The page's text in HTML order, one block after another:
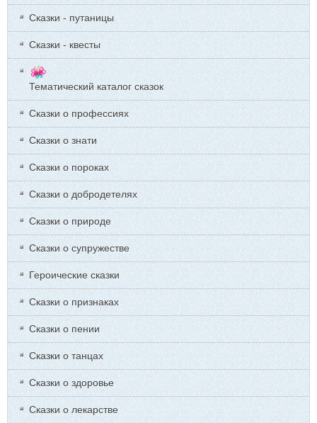
Сказки - путаницы
Сказки - квесты
Тематический каталог сказок
Сказки о профессиях
Сказки о знати
Сказки о пороках
Сказки о добродетелях
Сказки о природе
Сказки о супружестве
Героические сказки
Сказки о признаках
Сказки о пении
Сказки о танцах
Сказки о здоровье
Сказки о лекарстве